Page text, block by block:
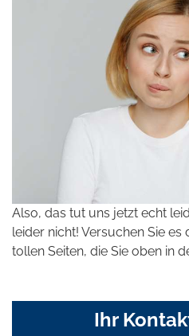
Also, das tut uns jetzt echt
leider nicht! Versuchen Sie
tollen Seiten, die Sie oben in
Ihr